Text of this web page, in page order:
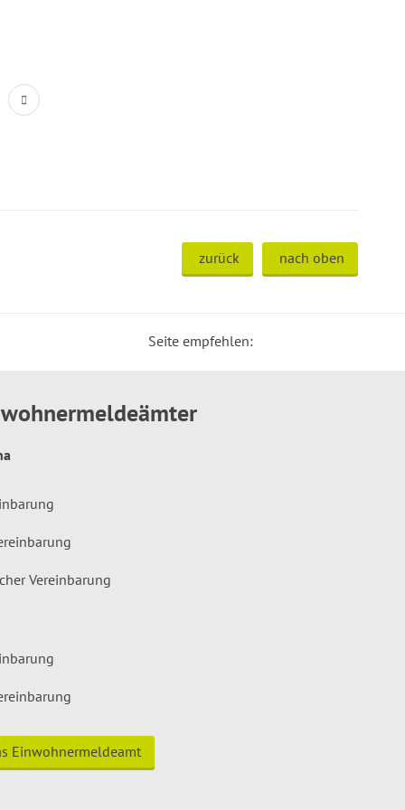
zurück nach oben
Seite empfehlen:
Vereinbarung
Einwohnermeldeamt